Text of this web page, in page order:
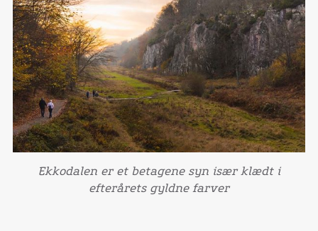
Ekkodalen er et betagene syn især klædt i
efterårets gyldne farver